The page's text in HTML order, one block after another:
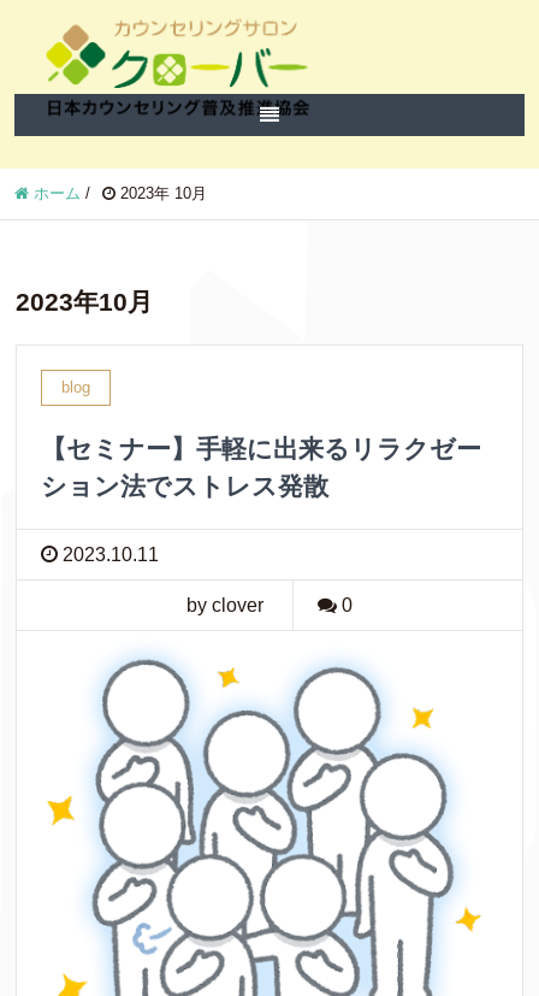
ホーム / 2023年 10月
2023年10月
blog
【セミナー】手軽に出来るリラクゼー
ション法でストレス発散
2023.10.11
by clover 0